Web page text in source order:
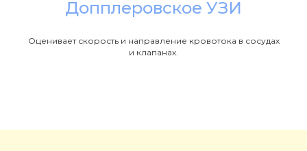
Допплеровское УЗИ
Оценивает скорость и направление кровотока в сосудах
и клапанах.